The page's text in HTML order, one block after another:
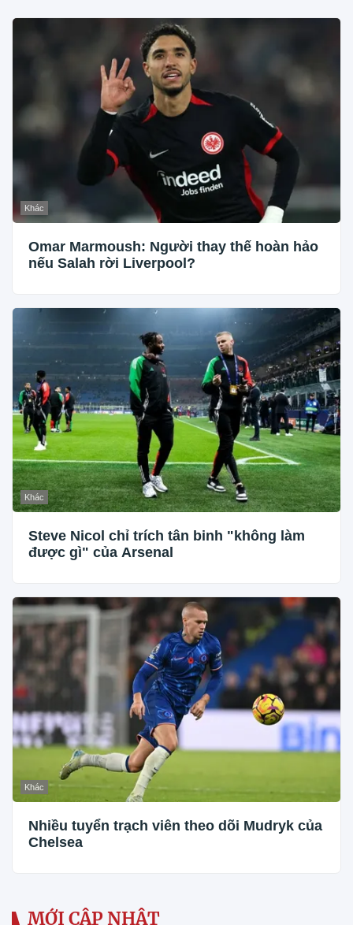
Khác
Omar Marmoush: Người thay thế hoàn hảo
nếu Salah rời Liverpool?
Khác
Steve Nicol chỉ trích tân binh "không làm
được gì" của Arsenal
Khác
Nhiều tuyển trạch viên theo dõi Mudryk của
Chelsea
MỚI CẬP NHẬT